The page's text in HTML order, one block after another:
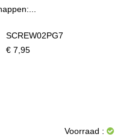
SCREW02PG7
€ 7,95
Voorraad :